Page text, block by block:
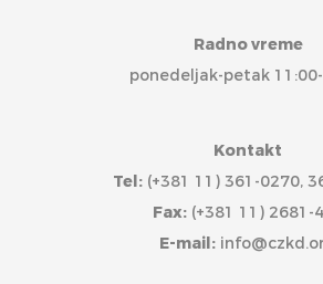
Radno vreme
ponedeljak-petak
Kontakt
Tel: (+381 11) 361-0270,
Fax:(+381 11) 2681-
E-mail: